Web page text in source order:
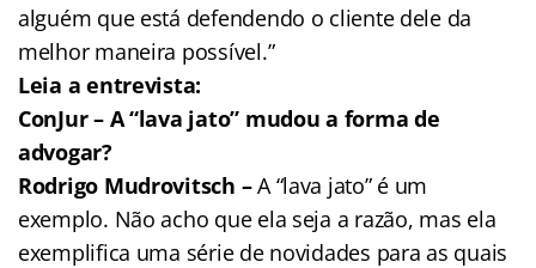
alguém que está defendendo o cliente dele da
melhor maneira possível.”
Leia a entrevista:
ConJur – A “lava jato” mudou a forma de
advogar?
Rodrigo Mudrovitsch –A “lava jato” é um
exemplo. Não acho que ela seja a razão, mas ela
exemplifica uma série de novidades para as quais